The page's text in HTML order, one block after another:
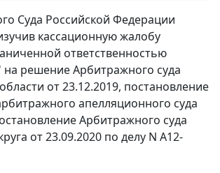
Суда Российской Федерации
кассационную жалобу
ответственностью
решение Арбитражного суда
от 23.12.2019, постановление
апелляционного суда
Арбитражного суда
от 23.09.2020 по делу N А12-